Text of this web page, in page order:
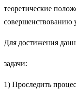
теоретические
совершенствованию
Для достижения
задачи:
1) Проследить